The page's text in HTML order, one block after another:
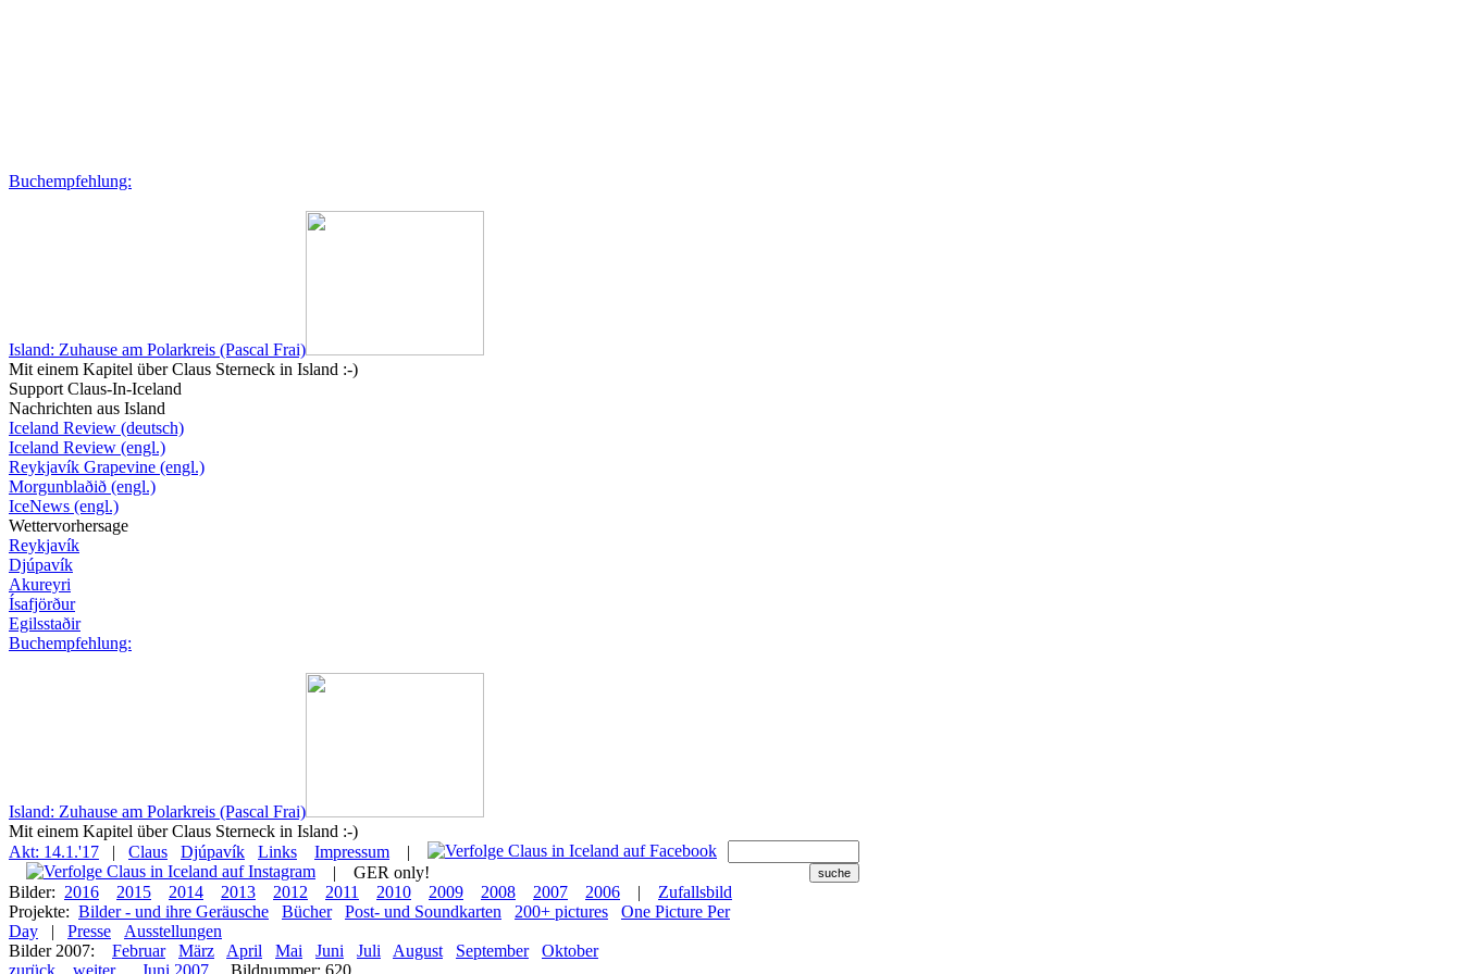
Buchempfehlung:
Island: Zuhause am Polarkreis (Pascal Frai)
Mit einem Kapitel über Claus Sterneck in Island :-)
Support Claus-In-Iceland
Nachrichten aus Island
Iceland Review (deutsch)
Iceland Review (engl.)
Reykjavík Grapevine (engl.)
Morgunblaðið (engl.)
IceNews (engl.)
Wettervorhersage
Reykjavík
Djúpavík
Akureyri
Ísafjörður
Egilsstaðir
Buchempfehlung:
Island: Zuhause am Polarkreis (Pascal Frai)
Mit einem Kapitel über Claus Sterneck in Island :-)
Akt: 14.1.'17
| Claus Djúpavík Links Impressum
|
|
GER only!
Bilder: 2016 2015 2014 2013 2012 2011 2010 2009 2008 2007 2006 |
Zufallsbild
Projekte: Bilder - und ihre Geräusche Bücher Post- und Soundkarten 200+ pictures
One Picture Per
Day
| Presse
Ausstellungen
Bilder 2007:
Februar März April Mai Juni Juli August September
Oktober
zurück
weiter Juni 2007 Bildnummer: 620